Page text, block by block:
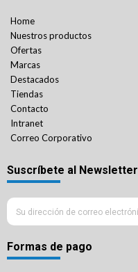
Home
Nuestros productos
Ofertas
Marcas
Destacados
Tiendas
Contacto
Intranet
Correo Corporativo
Suscríbete al Newsletter
Formas de pago